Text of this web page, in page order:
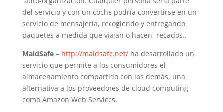
del servicio y con un coche podría convertirse en un
servicio de mensajería, recogiendo y entregando
paquetes a medida que viajan o hacen recados..
MaidSafe – http://maidsafe.net/ha desarrollado un
servicio que permite a los consumidores el
almacenamiento compartido con los demás, una
alternativa a los proveedores de cloud computing
como Amazon Web Services.